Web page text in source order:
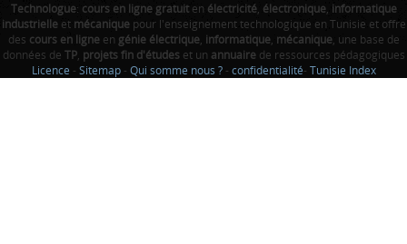
Technologue: cours en ligne gratuiten électricité, électronique, informatique
industrielleet mécaniquepour l'enseignement technologique en Tunisie et offre
des cours en ligneen génie électrique, informatique, mécanique, une base de
données de TP, projets fin d'étudeset un annuairede ressources pédagogiques
Licence - Sitemap - Qui somme nous ? - confidentialité- Tunisie Index